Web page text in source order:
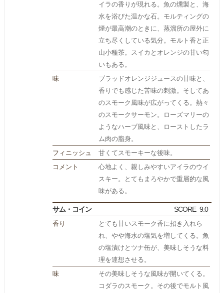
イラの香りが現れる。魚の燻製と、海
水を浴びた温かな石。モルティングの
煙が最高潮のときに、蒸溜所の屋外に
立ち尽くしている気分。モルト香と正
山小種茶。スイカとオレンジの甘い匂
いもある。
味
ブラッドオレンジジュースの甘味と、
香りでも感じた苦味の刺激。そしてあ
のスモーク風味が広がってくる。熱々
のスモークサーモン。ローズマリーの
ようなハーブ風味と、ローストしたラ
ム肉の脂身。
フィニッシュ
甘くてスモーキーな後味。
コメント
心地よく、親しみやすいアイラのウイ
スキー。とてもまろやかで重層的な風
味がある。
サム・コイン SCORE 9.0
香り
とても甘いスモーク香に招き入れら
れ、やや海水の塩気を増してくる。魚
の塩漬けとツナ缶が、美味しそうな料
理を連想させる。
味
その美味しそうな風味が開いてくる。
コダラのスモーク。その後でモルト風